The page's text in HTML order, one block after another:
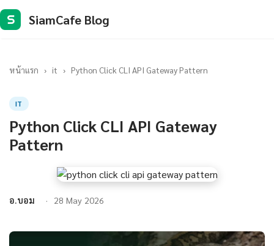
S SiamCafe Blog
หน้าแรก › it › Python Click CLI API Gateway Pattern
IT
Python Click CLI API Gateway
Pattern
อ.บอม 28 May 2026